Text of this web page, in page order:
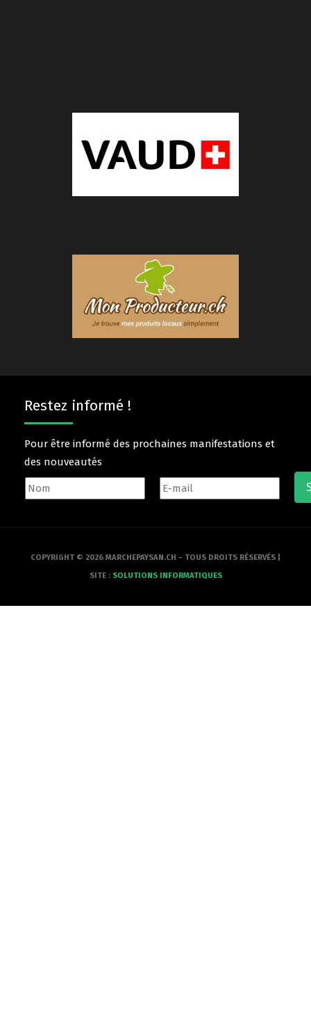
Restez informé !
Pour être informé des prochaines manifestations et
des nouveautés
COPYRIGHT © 2026 MARCHEPAYSAN.CH - TOUS DROITS RÉSERVÉS |
SITE : SOLUTIONS INFORMATIQUES